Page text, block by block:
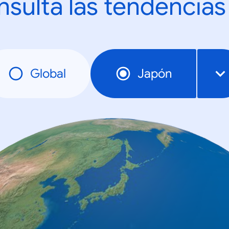
las
Global Japón